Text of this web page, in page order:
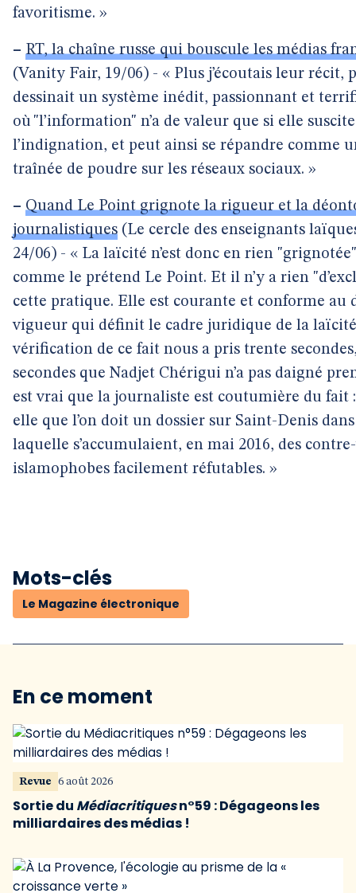
favoritisme. »
– RT, la chaîne russe qui bouscule les médias
(Vanity Fair, 19/06) - « Plus j’écoutais leur récit,
dessinait un système inédit, passionnant et
où "l’information" n’a de valeur que si elle
l’indignation, et peut ainsi se répandre comme
traînée de poudre sur les réseaux sociaux. »
– Quand Le Point grignote la rigueur et la
journalistiques (Le cercle des enseignants
24/06) - « La laïcité n’est donc en rien "grignotée"
comme le prétend Le Point. Et il n’y a rien
cette pratique. Elle est courante et conforme au
vigueur qui définit le cadre juridique de la
vérification de ce fait nous a pris trente
secondes que Nadjet Chérigui n’a pas daigné
est vrai que la journaliste est coutumière du fait :
elle que l’on doit un dossier sur Saint-Denis dans
laquelle s’accumulaient, en mai 2016, des
islamophobes facilement réfutables. »
Mots-clés
Le Magazine électronique
En ce moment
Revue 6 août 2026
Sortie du Médiacritiquesn°59 : Dégageons les
milliardaires des médias !